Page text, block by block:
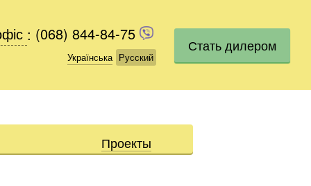
(068) 844-84-75
Українська Русский
: (068) 844-84-75
Українська Русский
Стать дилером
Проекты